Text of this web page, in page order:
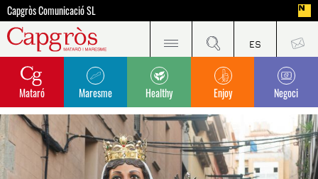
Capgròs Comunicació SL
Mataró Maresme Healthy Enjoy Negoci